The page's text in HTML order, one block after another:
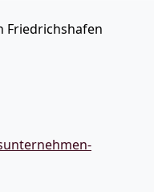
Friedrichshafen